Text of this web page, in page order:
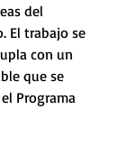
del
El trabajo se
con un
que se
Programa